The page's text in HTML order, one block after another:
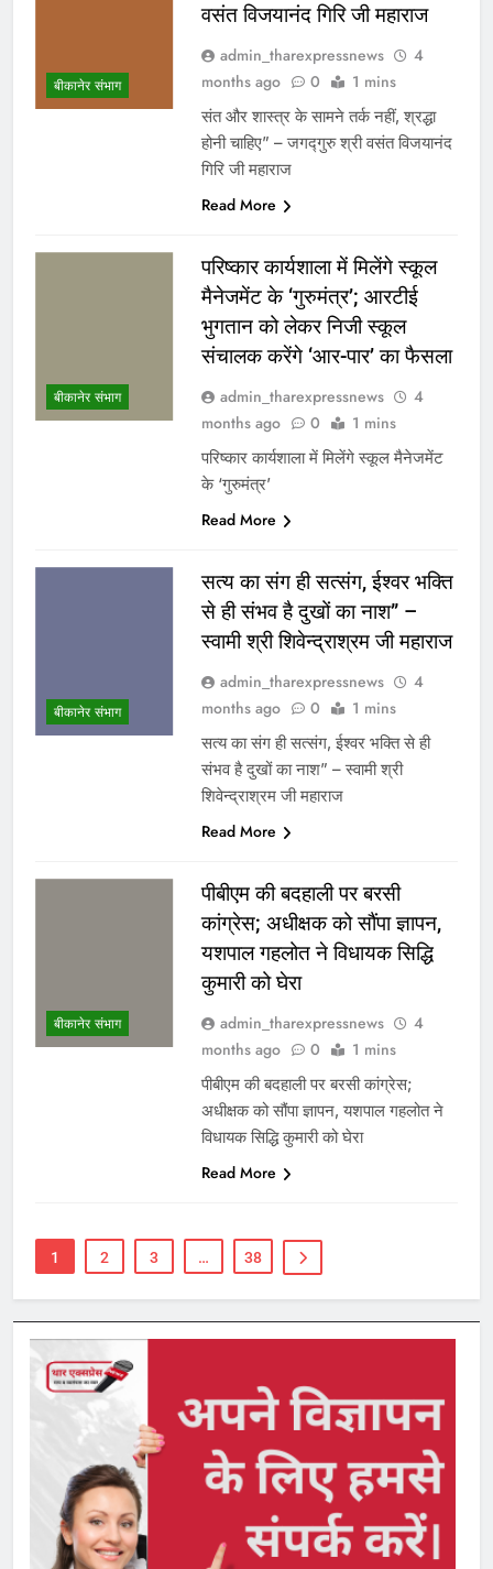
बीकानेर संभाग
वसंत विजयानंद गिरि जी महाराज
admin_tharexpressnews
4
months ago
0 1 mins
संत और शास्त्र के सामने तर्क नहीं, श्रद्धा
होनी चाहिए” – जगद्गुरु श्री वसंत विजयानंद
गिरि जी महाराज
Read More
बीकानेर संभाग
परिष्कार कार्यशाला में मिलेंगे स्कूल
मैनेजमेंट के ‘गुरुमंत्र’; आरटीई
भुगतान को लेकर निजी स्कूल
संचालक करेंगे ‘आर-पार’ का फैसला
admin_tharexpressnews
4
months ago
0 1 mins
परिष्कार कार्यशाला में मिलेंगे स्कूल मैनेजमेंट
के ‘गुरुमंत्र’
Read More
बीकानेर संभाग
सत्य का संग ही सत्संग, ईश्वर भक्ति
से ही संभव है दुखों का नाश” –
स्वामी श्री शिवेन्द्राश्रम जी महाराज
admin_tharexpressnews
4
months ago
0 1 mins
सत्य का संग ही सत्संग, ईश्वर भक्ति से ही
संभव है दुखों का नाश” – स्वामी श्री
शिवेन्द्राश्रम जी महाराज
Read More
बीकानेर संभाग
पीबीएम की बदहाली पर बरसी
कांग्रेस; अधीक्षक को सौंपा ज्ञापन,
यशपाल गहलोत ने विधायक सिद्धि
कुमारी को घेरा
admin_tharexpressnews
4
months ago
0 1 mins
पीबीएम की बदहाली पर बरसी कांग्रेस;
अधीक्षक को सौंपा ज्ञापन, यशपाल गहलोत ने
विधायक सिद्धि कुमारी को घेरा
Read More
1 2 3 … 38